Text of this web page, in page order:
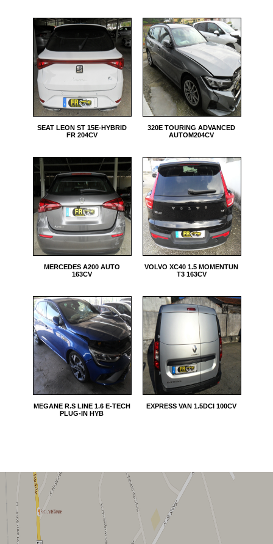
SEAT LEON ST 15E-HYBRID
FR 204CV
320E TOURING ADVANCED
AUTOM204CV
MERCEDES A200 AUTO
163CV
VOLVO XC40 1.5 MOMENTUN
T3 163CV
MEGANE R.S LINE 1.6 E-TECH
PLUG-IN HYB
EXPRESS VAN 1.5DCI 100CV